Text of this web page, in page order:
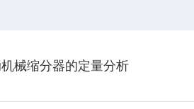
械缩分器的定量分析